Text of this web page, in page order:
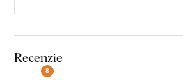
Jednoduchá montáž na stenu
Ideálny darček pre fanúšika
Recenzie
8